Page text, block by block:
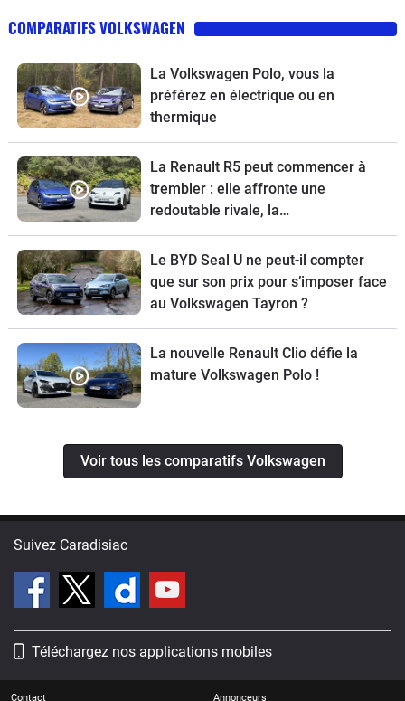
COMPARATIFS VOLKSWAGEN
La Volkswagen Polo, vous la
préférez en électrique ou en
thermique
La Renault R5 peut commencer à
trembler : elle affronte une
redoutable rivale, la
Volkswagen ID.Polo
Le BYD Seal U ne peut-il compter
que sur son prix pour s’imposer face
au Volkswagen Tayron ?
La nouvelle Renault Clio défie la
mature Volkswagen Polo !
Voir tous les comparatifs Volkswagen
Suivez Caradisiac
Téléchargez nos applications mobiles
Contact Annonceurs